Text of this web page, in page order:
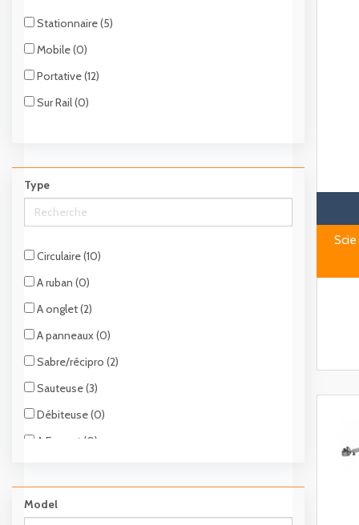
Stationnaire (5)
Mobile (0)
Portative (12)
Sur Rail (0)
Type
Circulaire (10)
A ruban (0)
A onglet (2)
A panneaux (0)
Sabre/récipro (2)
Sauteuse (3)
Débiteuse (0)
A Format (0)
A sol (0)
Model